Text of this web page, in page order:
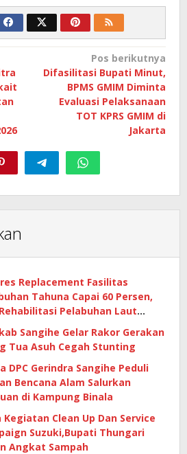
Pos berikutnya
Difasilitasi Bupati Minut,
BPMS GMIM Diminta
Evaluasi Pelaksanaan
TOT KPRS GMIM di
Jakarta
Replacement Fasilitas
Tahuna Capai 60 Persen,
Pelabuhan Laut
Sangihe Gelar Rakor Gerakan
Tua Asuh Cegah Stunting
DPC Gerindra Sangihe Peduli
Bencana Alam Salurkan
di Kampung Binala
Kegiatan Clean Up Dan Service
Suzuki,Bupati Thungari
Angkat Sampah